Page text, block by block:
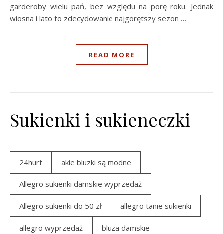
garderoby wielu pań, bez względu na porę roku. Jednak
wiosna i lato to zdecydowanie najgorętszy sezon …
READ MORE
Sukienki i sukieneczki
24hurt akie bluzki są modne
Allegro sukienki damskie wyprzedaż
Allegro sukienki do 50 zł allegro tanie sukienki
allegro wyprzedaż bluza damskie